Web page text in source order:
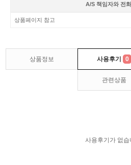
A/S 책임자와 전
상품페이지 참고
상품정보 사용후기 0
관련상품
사용후기가 없습